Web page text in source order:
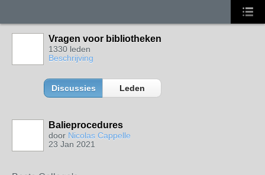
Vragen voor bibliotheken
1330 leden
Beschrijving
Discussies Leden
Balieprocedures
door Nicolas Cappelle
23 Jan 2021